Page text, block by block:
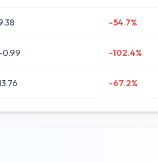
-54.7%
-102.4%
-67.2%